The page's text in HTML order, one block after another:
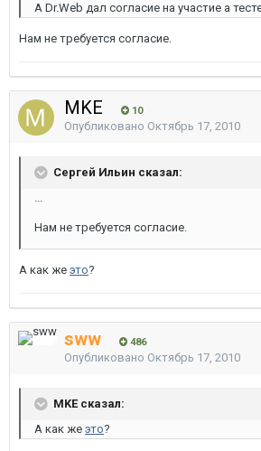
А Dr.Web дал согласие на участие а
Нам не требуется согласие.
MKE 10
Опубликовано Октябрь 17, 2010
Сергей Ильин сказал:
...
Нам не требуется согласие.
А как же это?
sww 486
Опубликовано Октябрь 17, 2010
MKE сказал:
А как же это?